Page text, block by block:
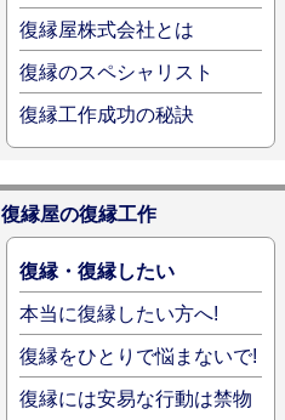
復縁屋株式会社とは
復縁のスペシャリスト
復縁工作成功の秘訣
復縁屋の復縁工作
復縁・復縁したい
本当に復縁したい方へ!
復縁をひとりで悩まないで!
復縁には安易な行動は禁物